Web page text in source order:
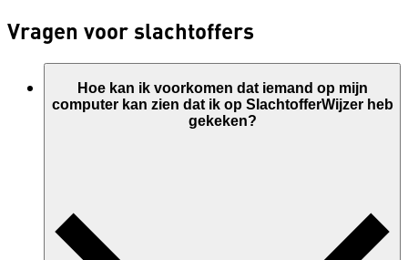
Vragen voor slachtoffers
Hoe kan ik voorkomen dat iemand op mijn
computer kan zien dat ik op SlachtofferWijzer heb
gekeken?